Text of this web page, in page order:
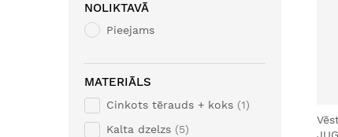
NOLIKTAVĀ
Pieejams
MATERIĀLS
Cinkots tērauds + koks
1
Kalta dzelzs
5